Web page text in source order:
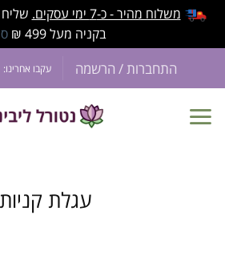
משלוח מהיר - כ-7 ימי עסקים.
בקניה מעל 499 ₪
התחברות / הרשמה עקבו אחרינו:
עגלת קניות